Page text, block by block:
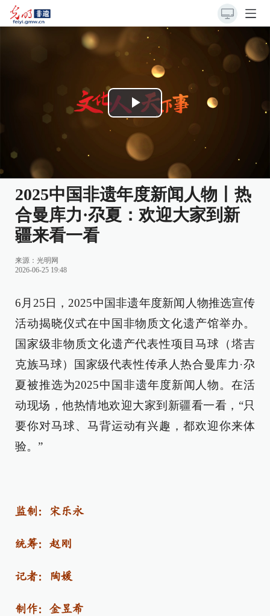
Play
Video
2025中国非遗年度新闻人物丨热
合曼库力·尕夏：欢迎大家到新
疆来看一看
来源： 光明网
2026-06-25 19:48
6月25日，2025中国非遗年度新闻人物推选宣传
活动揭晓仪式在中国非物质文化遗产馆举办。
国家级非物质文化遗产代表性项目马球（塔吉
克族马球）国家级代表性传承人热合曼库力·尕
夏被推选为2025中国非遗年度新闻人物。在活
动现场，他热情地欢迎大家到新疆看一看，“只
要你对马球、马背运动有兴趣，都欢迎你来体
验。”
监制：宋乐永
统筹：赵刚
记者：陶媛
制作：金昱希